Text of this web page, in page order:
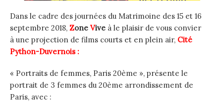
Dans le cadre des journées du Matrimoine des 15 et 16
septembre 2018, Zone Vive à le plaisir de vous convier
à une projection de films courts et en plein air, Cité
Python-Duvernois :
« Portraits de femmes, Paris 20ème », présente le
portrait de 3 femmes du 20ème arrondissement de
Paris, avec :